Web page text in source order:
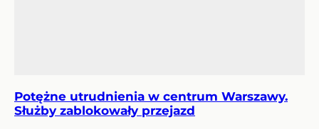
Potężne utrudnienia w centrum Warszawy.
Służby zablokowały przejazd